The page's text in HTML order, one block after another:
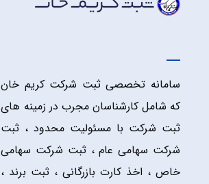
سامانه تخصصی ثبت شرکت کریم خان
که شامل کارشناسان مجرب در زمینه های
ثبت شرکت با مسئولیت محدود ، ثبت
شرکت سهامی عام ، ثبت شرکت سهامی
خاص ، اخذ کارت بازرگانی ، ثبت برند ،